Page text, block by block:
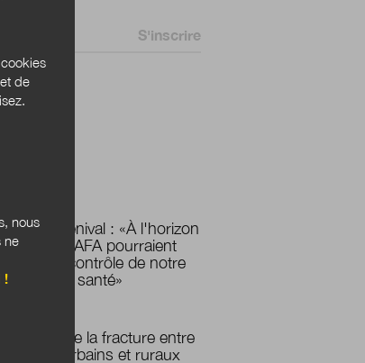
Ménival : «À l'horizon
les GAFA pourraient
prendre le contrôle de notre
de santé»
Déconstruire la fracture entre
territoires urbains et ruraux
de
nous
ne
!